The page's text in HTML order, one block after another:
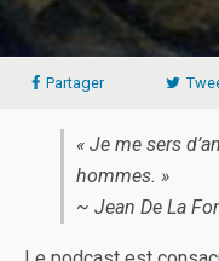
Partager
« Je me sers
hommes. »
~ Jean De La